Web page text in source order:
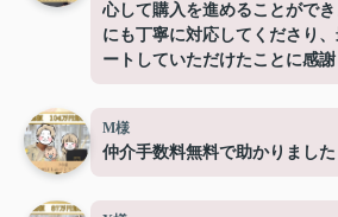
心して購入を進めることがで
にも丁寧に対応してくださり
ートしていただけたことに感謝
M様
仲介手数料無料で助かりました